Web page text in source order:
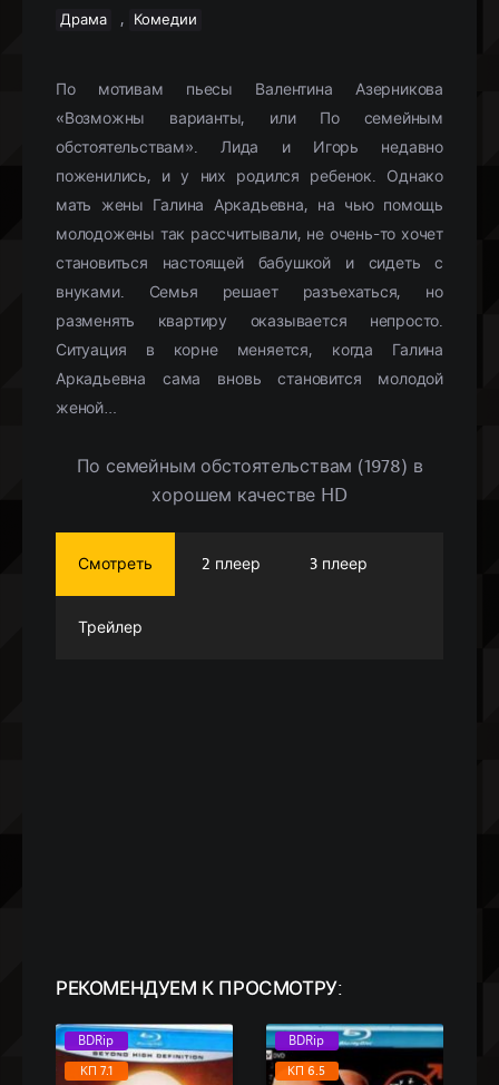
Драма , Комедии
По мотивам пьесы Валентина Азерникова
«Возможны варианты, или По семейным
обстоятельствам». Лида и Игорь недавно
поженились, и у них родился ребенок. Однако
мать жены Галина Аркадьевна, на чью помощь
молодожены так рассчитывали, не очень-то хочет
становиться настоящей бабушкой и сидеть с
внуками. Семья решает разъехаться, но
разменять квартиру оказывается непросто.
Ситуация в корне меняется, когда Галина
Аркадьевна сама вновь становится молодой
женой…
По семейным обстоятельствам (1978) в
хорошем качестве HD
Смотреть 2 плеер 3 плеер
Трейлер
РЕКОМЕНДУЕМ К ПРОСМОТРУ:
BDRip
КП 7.1
BDRip
КП 6.5